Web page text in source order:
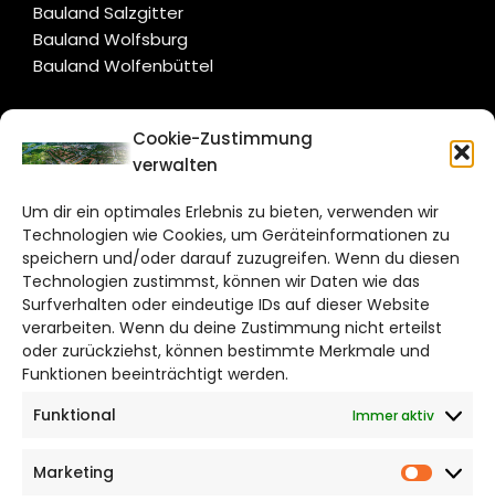
Cookie-Zustimmung
verwalten
Um dir ein optimales Erlebnis zu bieten, verwenden wir
Technologien wie Cookies, um Geräteinformationen zu
speichern und/oder darauf zuzugreifen. Wenn du diesen
Technologien zustimmst, können wir Daten wie das
Surfverhalten oder eindeutige IDs auf dieser Website
verarbeiten. Wenn du deine Zustimmung nicht erteilst
oder zurückziehst, können bestimmte Merkmale und
Funktionen beeinträchtigt werden.
Funktional
Immer aktiv
Marketing
Bauland Salzgitter
Bauland Wolfsburg
Bauland Wolfenbüttel
CITYLIFE!
Bruchtorwall 12
38100 Braunschweig
Telefon: 0531 387220 – 65
DAS STADTMAGAZIN FÜR
SALZGITTER
Impressum
Cookie Richtlinie